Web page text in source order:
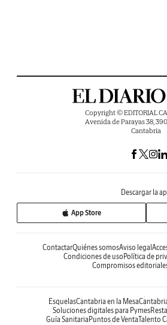
Copyright © EDITORIAL
Avenida de Parayas 38,
Cantabria
Descargar la
App Store
ContactarQuiénes somosAviso legal
Condiciones de usoPolítica de
Compromisos
EsquelasCantabria en la Mesa
Soluciones digitales para Pymes
Guía SanitariaPuntos de VentaTalento